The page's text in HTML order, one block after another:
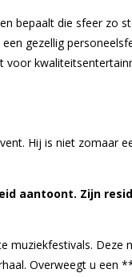
bepaalt die sfeer zo
gezellig
voor
Hij is niet
aantoont. Zijn
Overweegt u